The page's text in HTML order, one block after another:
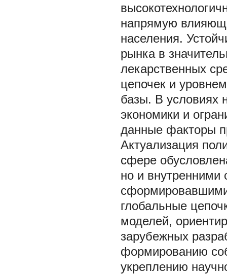
напрямую
населения.
рынка в
лекарственных
цепочек и
базы. В условиях
экономики и
данные факторы
Актуализация
сфере
но и внутренними
глобальные
моделей,
зарубежных
формированию
укреплению